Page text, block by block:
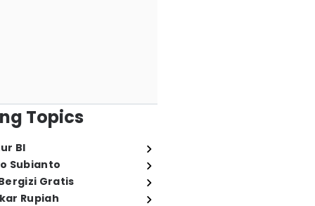
Topics
BI
Subianto
Gratis
Rupiah